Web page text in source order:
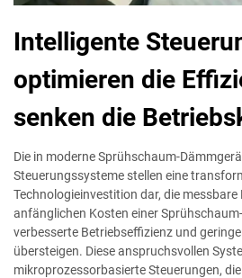
Intelligente
optimieren die
senken die
Die in moderne Sprühschaum-
Steuerungssysteme stellen eine
Technologieinvestition dar, die messbare
anfänglichen Kosten einer
verbesserte Betriebseffizienz und
übersteigen. Diese anspruchsvollen
mikroprozessorbasierte Steuerungen,